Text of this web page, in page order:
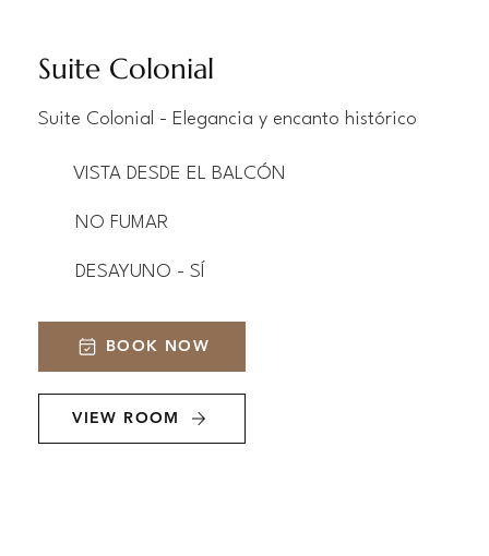
Suite Colonial
Suite Colonial - Elegancia y encanto histórico
VISTA DESDE EL BALCÓN
NO FUMAR
DESAYUNO - SÍ
BOOK NOW
VIEW ROOM